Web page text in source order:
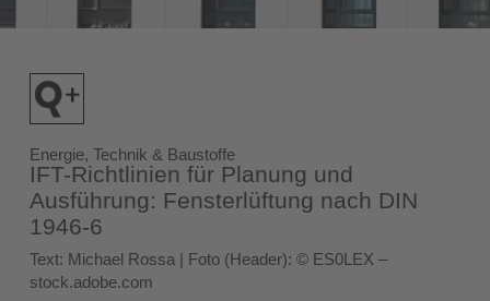
Energie, Technik & Baustoffe
IFT-Richtlinien für Planung und
Ausführung: Fensterlüftung nach DIN
1946-6
Text: Michael Rossa | Foto (Header): © ES0LEX –
stock.adobe.com